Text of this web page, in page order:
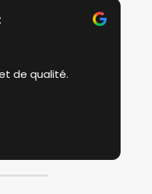
de qualité.